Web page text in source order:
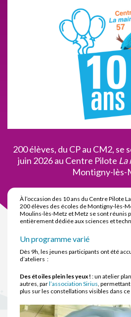
200 élèves, du CP au CM2, se
juin 2026 au Centre Pilote La
Montigny-lès-
À l’occasion des 10 ans du Centre Pilote
200 élèves des écoles de Montigny-lès-
Moulins-lès-Metz et Metz se sont réunis
entièrement dédiée aux sciences et
Un programme varié
Dès 9h, les jeunes participants ont été
d’ateliers :
Des étoiles plein les yeux ! : un atelier
autres, parl’association Sirius,
plus sur les constellations visibles dans